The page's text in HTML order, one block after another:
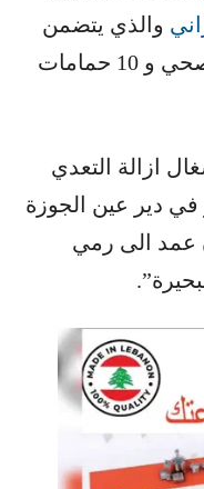
​ والذي يتضمن
نحو 31 خيمة مع شبكة صرف صحي و 10 حمامات
ازالة التعدي
دير عين الجوزة
عمد الى رمي